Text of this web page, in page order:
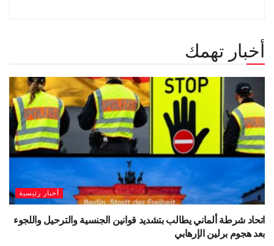
أخبار تهمك
أخبار رئيسية
اتحاد شرطة ألماني يطالب بتشديد قوانين الجنسية والترحيل واللجوء
بعد هجوم برلين الإرهابي